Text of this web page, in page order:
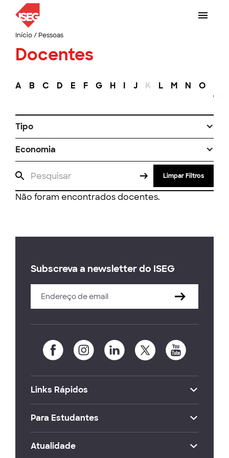
Início/ Pessoas
Docentes
A B C D E F G H I J K L M N O
Tipo
Economia
Limpar Filtros
Não foram encontrados docentes.
Subscreva a newsletter do ISEG
Links Rápidos
Para Estudantes
Atualidade